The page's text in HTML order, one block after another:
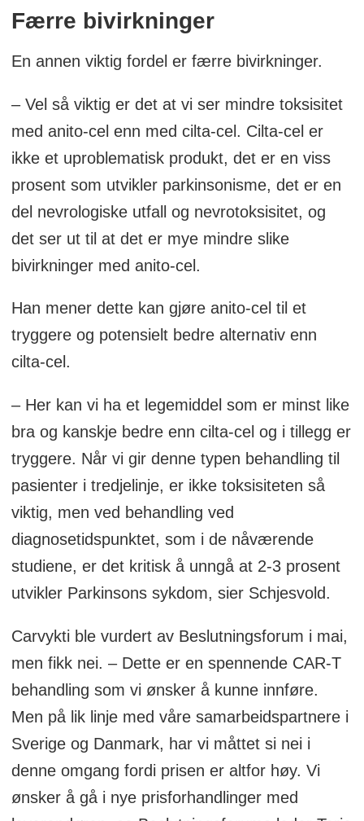
Færre bivirkninger
En annen viktig fordel er færre bivirkninger.
– Vel så viktig er det at vi ser mindre toksisitet
med anito-cel enn med cilta-cel. Cilta-cel er
ikke et uproblematisk produkt, det er en viss
prosent som utvikler parkinsonisme, det er en
del nevrologiske utfall og nevrotoksisitet, og
det ser ut til at det er mye mindre slike
bivirkninger med anito-cel.
Han mener dette kan gjøre anito-cel til et
tryggere og potensielt bedre alternativ enn
cilta-cel.
– Her kan vi ha et legemiddel som er minst like
bra og kanskje bedre enn cilta-cel og i tillegg er
tryggere. Når vi gir denne typen behandling til
pasienter i tredjelinje, er ikke toksisiteten så
viktig, men ved behandling ved
diagnosetidspunktet, som i de nåværende
studiene, er det kritisk å unngå at 2-3 prosent
utvikler Parkinsons sykdom, sier Schjesvold.
Carvykti ble vurdert av Beslutningsforum i mai,
men fikk nei. – Dette er en spennende CAR-T
behandling som vi ønsker å kunne innføre.
Men på lik linje med våre samarbeidspartnere i
Sverige og Danmark, har vi måttet si nei i
denne omgang fordi prisen er altfor høy. Vi
ønsker å gå i nye prisforhandlinger med